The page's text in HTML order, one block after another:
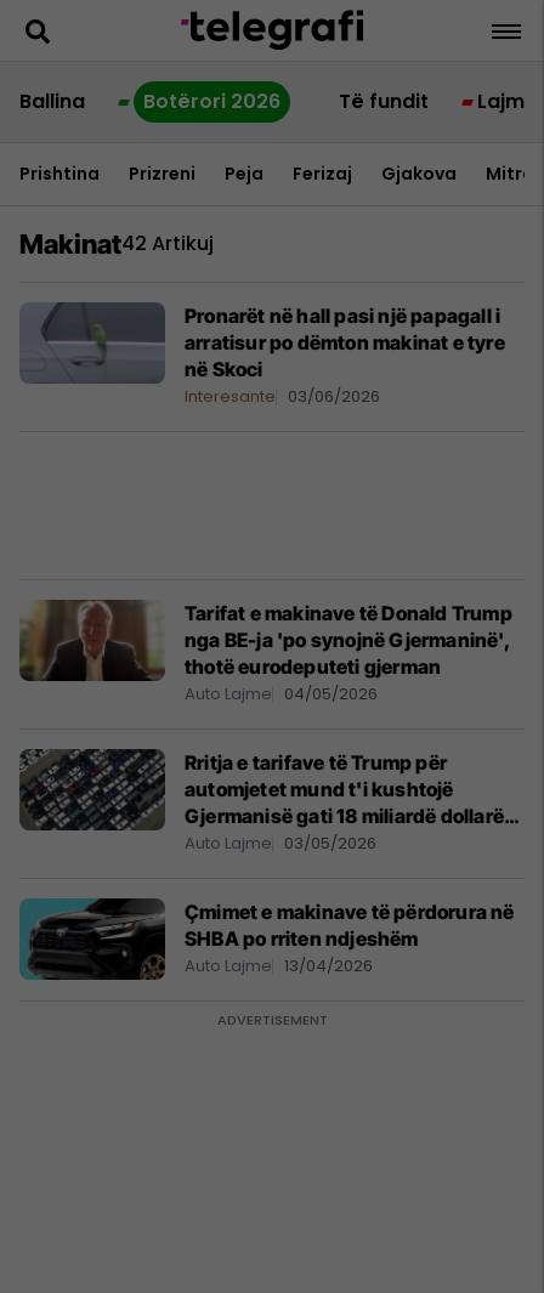
Ballina Botërori 2026 Të fundit Lajme
Prishtina Prizreni Peja Ferizaj Gjakova
Makinat42 Artikuj
Pronarët në hall pasi një papagall i
arratisur po dëmton makinat e tyre
në Skoci
Interesante 03/06/2026
Tarifat e makinave të Donald Trump
nga BE-ja 'po synojnë Gjermaninë',
thotë eurodeputeti gjerman
Auto Lajme 04/05/2026
Rritja e tarifave të Trump për
automjetet mund t'i kushtojë
Gjermanisë gati 18 miliardë dollarë
në prodhim, thotë një institut
Auto Lajme 03/05/2026
Çmimet e makinave të përdorura në
SHBA po rriten ndjeshëm
Auto Lajme 13/04/2026